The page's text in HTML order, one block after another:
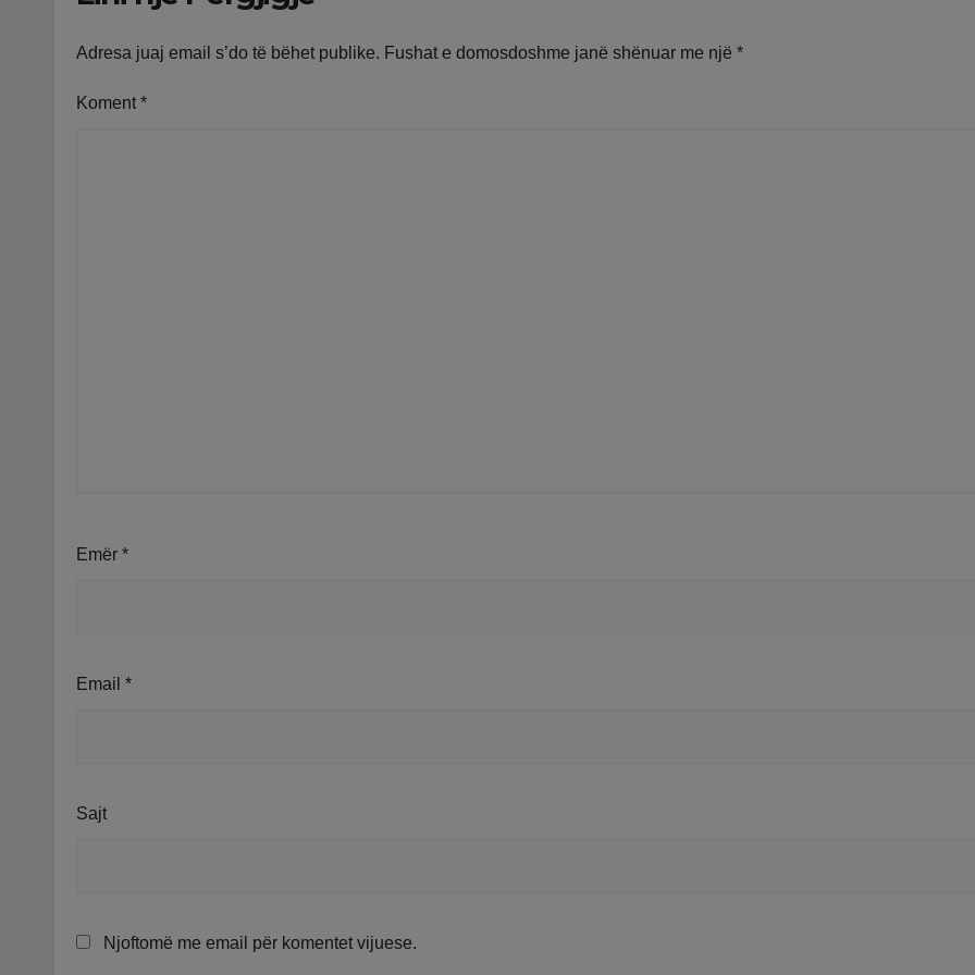
Adresa juaj email s’do të bëhet publike. Fushat e domosdoshme janë shënuar me një *
Koment *
Emër *
Email *
Sajt
Njoftomë me email për komentet vijuese.